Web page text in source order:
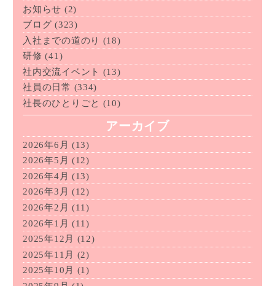
お知らせ (2)
ブログ (323)
入社までの道のり (18)
研修 (41)
社内交流イベント (13)
社員の日常 (334)
社長のひとりごと (10)
アーカイブ
2026年6月 (13)
2026年5月 (12)
2026年4月 (13)
2026年3月 (12)
2026年2月 (11)
2026年1月 (11)
2025年12月
(12)
2025年11月
(2)
2025年10月
(1)